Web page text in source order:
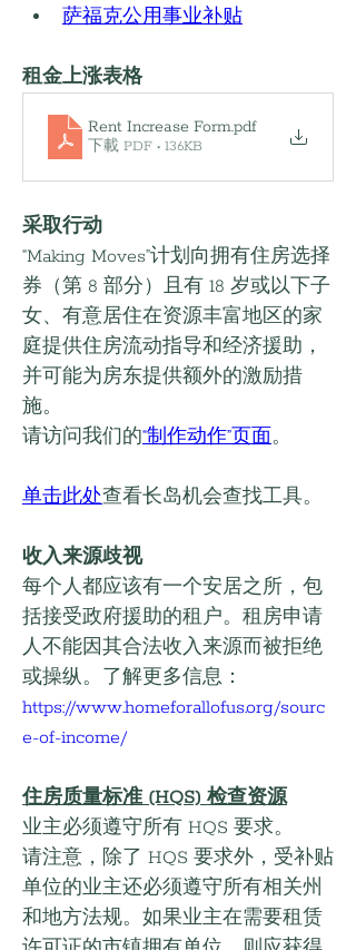
萨福克公用事业补贴
租金上涨表格
Rent Increase Form.pdf
下載 PDF • 136KB
采取行动
“Making Moves”计划向拥有住房选择
券（第 8 部分）且有 18 岁或以下子
女、有意居住在资源丰富地区的家
庭提供住房流动指导和经济援助，
并可能为房东提供额外的激励措
施。
请访问我们的“制作动作”页面。
单击此处查看长岛机会查找工具。
收入来源歧视
每个人都应该有一个安居之所，包
括接受政府援助的租户。租房申请
人不能因其合法收入来源而被拒绝
或操纵。了解更多信息：
https://www.homeforallofus.org/sourc
e-of-income/
住房质量标准 (HQS) 检查资源
业主必须遵守所有 HQS 要求。
请注意，除了 HQS 要求外，受补贴
单位的业主还必须遵守所有相关州
和地方法规。如果业主在需要租赁